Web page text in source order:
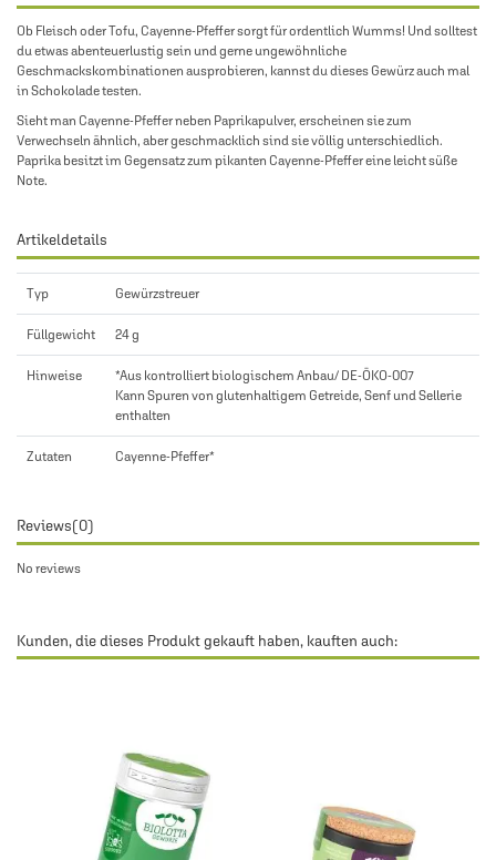
Ob Fleisch oder Tofu, Cayenne-Pfeffer sorgt für ordentlich Wumms! Und solltest
du etwas abenteuerlustig sein und gerne ungewöhnliche
Geschmackskombinationen ausprobieren, kannst du dieses Gewürz auch mal
in Schokolade testen.
Sieht man Cayenne-Pfeffer neben Paprikapulver, erscheinen sie zum
Verwechseln ähnlich, aber geschmacklich sind sie völlig unterschiedlich.
Paprika besitzt im Gegensatz zum pikanten Cayenne-Pfeffer eine leicht süße
Note.
Artikeldetails
Typ Gewürzstreuer
Füllgewicht 24 g
Hinweise
*Aus kontrolliert biologischem Anbau/ DE-ÖKO-007
Kann Spuren von glutenhaltigem Getreide, Senf und Sellerie
enthalten
Zutaten Cayenne-Pfeffer*
Reviews(0)
No reviews
Kunden, die dieses Produkt gekauft haben, kauften auch: